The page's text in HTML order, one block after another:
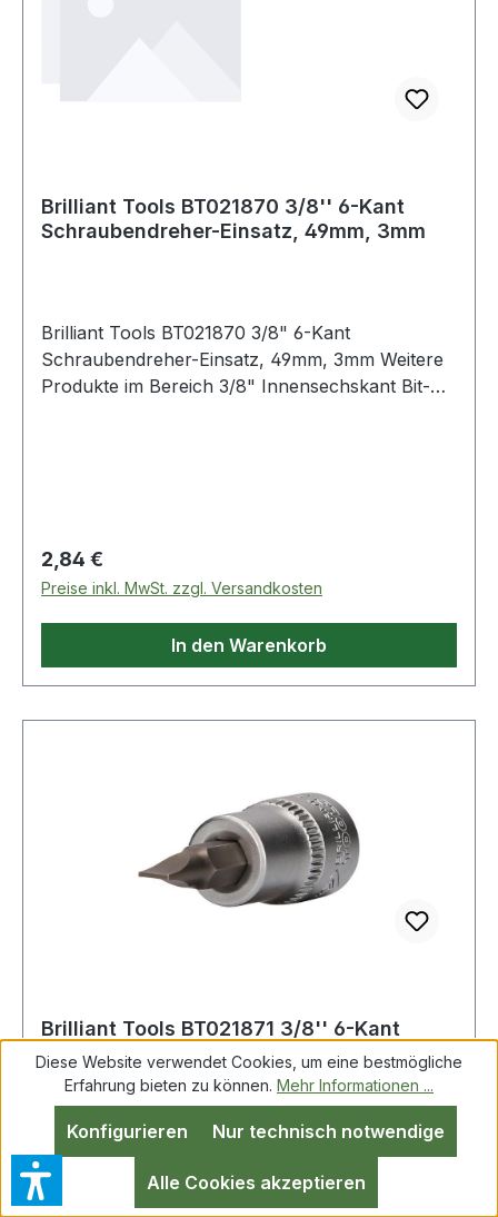
Brilliant Tools BT021870 3/8'' 6-Kant
Schraubendreher-Einsatz, 49mm, 3mm
Brilliant Tools BT021870 3/8" 6-Kant
Schraubendreher-Einsatz, 49mm, 3mm Weitere
Produkte im Bereich 3/8" Innensechskant Bit-
Regulärer Preis:
2,84 €
Preise inkl. MwSt. zzgl. Versandkosten
In den Warenkorb
Brilliant Tools BT021871 3/8'' 6-Kant
Schraubendreher-Einsatz, 49mm, 4mm
Brilliant Tools BT021871 3/8" 6-Kant
Schraubendreher-Einsatz, 49mm, 4mm Weitere
Produkte im Bereich 3/8" Innensechskant Bit-
Diese Website verwendet Cookies, um eine bestmögliche
Erfahrung bieten zu können. Mehr Informationen ...
Nur technisch notwendige
Konfigurieren
Alle Cookies akzeptieren